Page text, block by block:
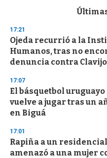
d
s
o
f
3
s
e
c
o
n
17:21
Ojeda recurrió a la
Humanos, tras no
denuncia contra Clavijo
17:07
El básquetbol
vuelve a jugar tras un
en Biguá
17:01
Rapiña a un
amenazó a una mujer